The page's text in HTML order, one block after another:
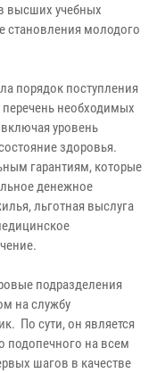
высших учебных
становления молодого
порядок поступления
необходимых
уровень
здоровья.
гарантиям, которые
денежное
льготная выслуга
подразделения
на службу
По сути, он является
подопечного на всем
шагов в качестве